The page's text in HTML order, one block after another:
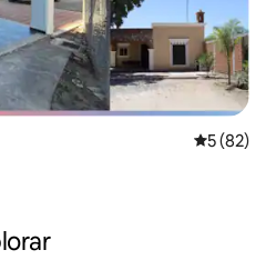
5 (82)